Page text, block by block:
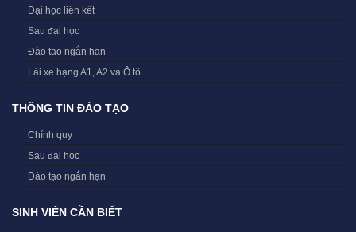
Đại học liên kết
Sau đại học
Đào tạo ngắn hạn
Lái xe hạng A1, A2 và Ô tô
THÔNG TIN ĐÀO TẠO
Chính quy
Sau đại học
Đào tạo ngắn hạn
SINH VIÊN CẦN BIẾT